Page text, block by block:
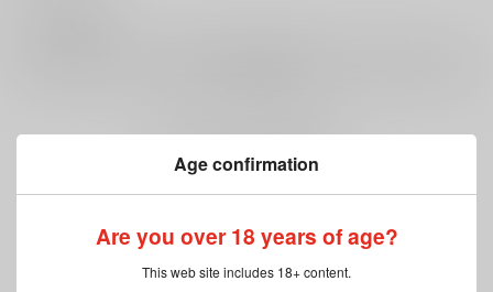
Age confirmation
Are you over 18 years of age?
This web site includes 18+ content.